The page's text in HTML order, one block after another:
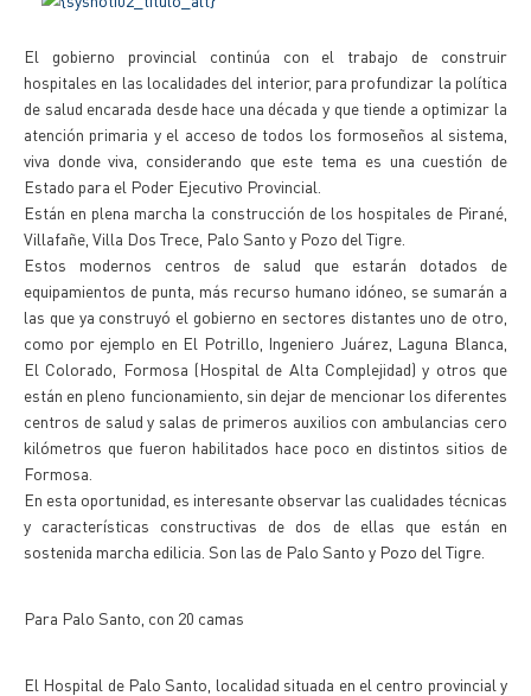
El gobierno provincial continúa con el trabajo de construir
hospitales en las localidades del interior, para profundizar la política
de salud encarada desde hace una década y que tiende a optimizar la
atención primaria y el acceso de todos los formoseños al sistema,
viva donde viva, considerando que este tema es una cuestión de
Estado para el Poder Ejecutivo Provincial.
Están en plena marcha la construcción de los hospitales de Pirané,
Villafañe, Villa Dos Trece, Palo Santo y Pozo del Tigre.
Estos modernos centros de salud que estarán dotados de
equipamientos de punta, más recurso humano idóneo, se sumarán a
las que ya construyó el gobierno en sectores distantes uno de otro,
como por ejemplo en El Potrillo, Ingeniero Juárez, Laguna Blanca,
El Colorado, Formosa (Hospital de Alta Complejidad) y otros que
están en pleno funcionamiento, sin dejar de mencionar los diferentes
centros de salud y salas de primeros auxilios con ambulancias cero
kilómetros que fueron habilitados hace poco en distintos sitios de
Formosa.
En esta oportunidad, es interesante observar las cualidades técnicas
y características constructivas de dos de ellas que están en
sostenida marcha edilicia. Son las de Palo Santo y Pozo del Tigre.
Para Palo Santo, con 20 camas
El Hospital de Palo Santo, localidad situada en el centro provincial y